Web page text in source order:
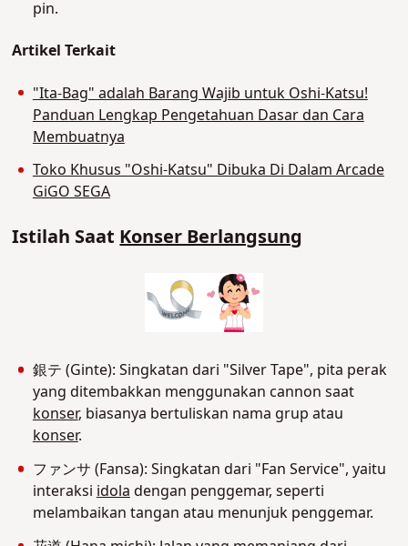
pin.
Artikel Terkait
"Ita-Bag" adalah Barang Wajib untuk Oshi-Katsu!
Panduan Lengkap Pengetahuan Dasar dan Cara
Membuatnya
Toko Khusus "Oshi-Katsu" Dibuka Di Dalam Arcade
GiGO SEGA
Istilah SaatKonser Berlangsung
銀テ (Ginte): Singkatan dari "Silver Tape", pita perak
yang ditembakkan menggunakan cannon saat
konser, biasanya bertuliskan nama grup atau
konser.
ファンサ (Fansa): Singkatan dari "Fan Service", yaitu
interaksiidoladengan penggemar, seperti
melambaikan tangan atau menunjuk penggemar.